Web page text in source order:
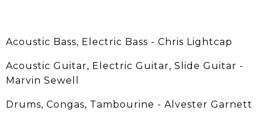
Acoustic Bass, Electric Bass - Chris Lightcap
Acoustic Guitar, Electric Guitar, Slide Guitar -
Marvin Sewell
Drums, Congas, Tambourine - Alvester Garnett